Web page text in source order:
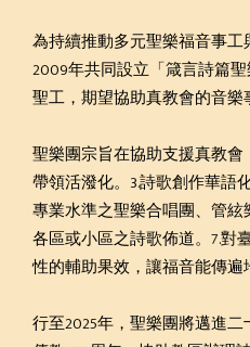
為持續推動多元聖樂福音事
2009年共同設立「箴言詩篇
聖工，期望協助真教會的音樂
聖樂團宗旨在協助支援真教會
帶領活潑化。3.詩歌創作華語
專業水準之聖樂合唱團、管
各區或小區之詩歌佈道。7.對
性的輔助果效，讓福音能傳遍
行至2025年，聖樂團將邁進